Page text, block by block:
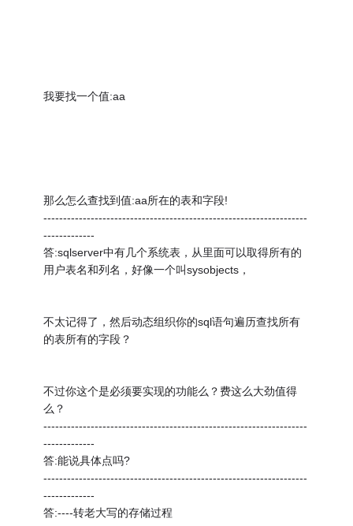
我要找一个值:aa
那么怎么查找到值:aa所在的表和字段!
-------------------------------------------------------------------
-------------
答:sqlserver中有几个系统表，从里面可以取得所有的
用户表名和列名，好像一个叫sysobjects，
不太记得了，然后动态组织你的sql语句遍历查找所有
的表所有的字段？
不过你这个是必须要实现的功能么？费这么大劲值得
么？
-------------------------------------------------------------------
-------------
答:能说具体点吗?
-------------------------------------------------------------------
-------------
答:----转老大写的存储过程